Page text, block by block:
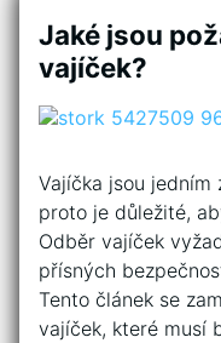
Jaké jsou
vajíček?
Vajíčka jsou jedním
proto je důležité,
Odběr vajíček
přísných
Tento článek se
vajíček, které musí